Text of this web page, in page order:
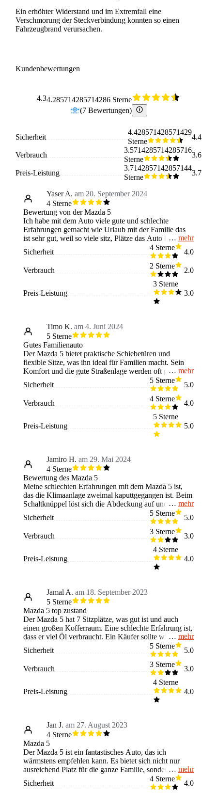
Ein erhöhter Widerstand und im Extremfall eine
Verschmorung der Steckverbindung konnten so einen
Fahrzeugbrand verursachen.
Kundenbewertungen
4.34.285714285714286 Sterne
(7 Bewertungen)
Sicherheit
4.428571428571429
Sterne
4.4
Verbrauch
3.5714285714285716
Sterne
3.6
Preis-Leistung
3.7142857142857144
Sterne
3.7
Yaser A. am 20. September 2024
4 Sterne
Bewertung von der Mazda 5
Ich habe mit dem Auto viele gute und schlechte
Erfahrungen gemacht wie Urlaub mit der Familie das
ist sehr gut, weil so viele sitz, Plätze das Auto hat dich
ein negativer Punkt ist das er leider zu viel verbraucht.
Der Käufer sollte wissen beim Kauf, dass das Auto also
viel verbraucht, doch für eine große Familie ideal ist.
Ich vermisse ein bisschen die Leistung vom Auto und
würde mir wünschen, dass es schneller beschleunigen
würde.
mehr
Sicherheit
4 Sterne
4.0
Verbrauch
2 Sterne
2.0
Preis-Leistung
3 Sterne
3.0
Timo K. am 4. Juni 2024
5 Sterne
Gutes Familienauto
Der Mazda 5 bietet praktische Schiebetüren und
flexible Sitze, was ihn ideal für Familien macht. Sein
Komfort und die gute Straßenlage werden oft gelobt.
Allerdings ist der Kofferraum bei voller Besetzung
begrenzt, die Technologie veraltet und die
Motorleistung könnte besser sein. Neue Käufer sollten
bedenken, dass der Kofferraum bei sieben Insassen
knapp ist und die Technik möglicherweise nicht den
neuesten Standards entspricht. Ein gründlicher Test der
Motorleistung ist ratsam, besonders bei häufigen
den Urlaub fahren kann.
mehr
Sicherheit
5 Sterne
5.0
Verbrauch
4 Sterne
4.0
Preis-Leistung
5 Sterne
5.0
Jamiro H. am 29. Mai 2024
4 Sterne
Bewertung des Mazda 5
Meine schlechten Erfahrungen mit dem Mazda 5 ist,
das die Klimaanlage zweimal kaputtgegangen ist. Beim
Schaltknüppel löst sich die Abdeckung auf und die
Sitzheizung ist auf der Fahrerseite kaputt. Die guten
Sachen sind, dass das Auto einen super kleinen
Wendekreis hat, man hat super viel Platz und es ist
wahnsinnig flexibel. Das Auto ist schon 15 Jahre alt
und hat mich nie im Stich gelassen, für Familien ist das
Auto absolut geeignet und zum Reisen auch.
mehr
Sicherheit
5 Sterne
5.0
Verbrauch
3 Sterne
3.0
Preis-Leistung
4 Sterne
4.0
Jamal A. am 18. September 2023
5 Sterne
Mazda 5 top zustand
Der Mazda 5 hat 7 Sitzplätze, was gut ist und auch
einen großen Kofferraum. Eine schlechte Erfahrung ist,
dass er viel Öl verbraucht. Ein Käufer sollte wissen,
dass das Auto gut für Familien ist, aber viel Öl
verbraucht. Ich vermisse bei dem Auto die PS da 146
mehr
Sicherheit
5 Sterne
5.0
Verbrauch
3 Sterne
3.0
Preis-Leistung
4 Sterne
4.0
Jan J. am 27. August 2023
4 Sterne
Mazda 5
Der Mazda 5 ist ein fantastisches Auto, das ich
wärmstens empfehlen kann. Es bietet sich nicht nur
ausreichend Platz für die ganze Familie, sondern auch
eine Vielzahl von Funktionen, die das Fahren
angenehm und komfortabel machen. Der innen Raum
mehr
Sicherheit
4 Sterne
4.0